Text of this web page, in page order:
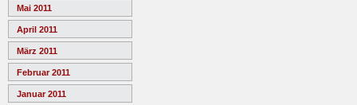
Mai 2011
April 2011
März 2011
Februar 2011
Januar 2011